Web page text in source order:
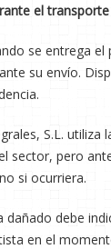
el transporte
se entrega
su envío.
S.L. utiliza
sector, pero
si ocurriera.
dañado debe
en el